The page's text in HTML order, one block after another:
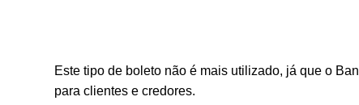
Este tipo de boleto não é mais utilizado, já que o
para clientes e credores.